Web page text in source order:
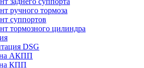
ручного тормоза
суппортов
тормозного цилиндра
DSG
АКПП
КПП